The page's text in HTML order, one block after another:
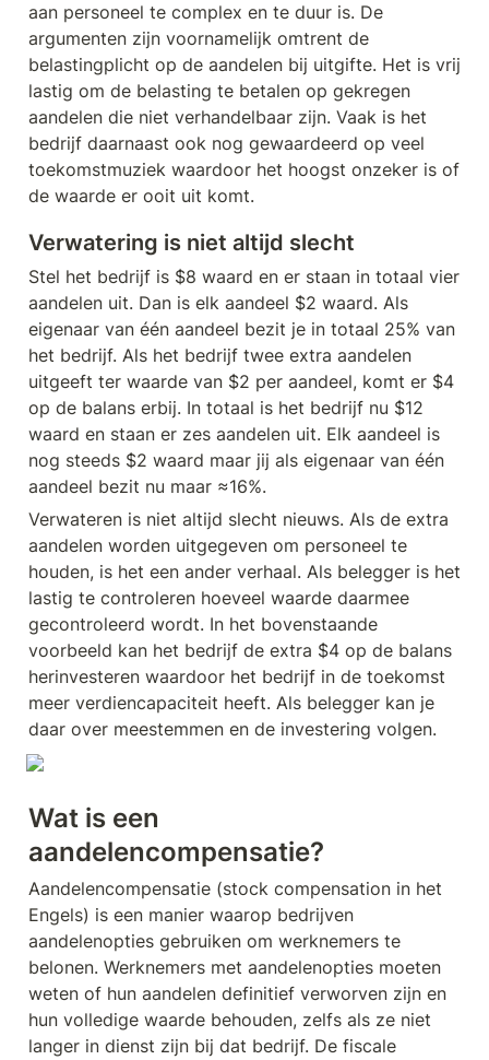
aan personeel te complex en te duur is. De
argumenten zijn voornamelijk omtrent de
belastingplicht op de aandelen bij uitgifte. Het is vrij
lastig om de belasting te betalen op gekregen
aandelen die niet verhandelbaar zijn. Vaak is het
bedrijf daarnaast ook nog gewaardeerd op veel
toekomstmuziek waardoor het hoogst onzeker is of
de waarde er ooit uit komt.
Verwatering is niet altijd slecht
Stel het bedrijf is $8 waard en er staan in totaal vier
aandelen uit. Dan is elk aandeel $2 waard. Als
eigenaar van één aandeel bezit je in totaal 25% van
het bedrijf. Als het bedrijf twee extra aandelen
uitgeeft ter waarde van $2 per aandeel, komt er $4
op de balans erbij. In totaal is het bedrijf nu $12
waard en staan er zes aandelen uit. Elk aandeel is
nog steeds $2 waard maar jij als eigenaar van één
aandeel bezit nu maar ≈16%.
Verwateren is niet altijd slecht nieuws. Als de extra
aandelen worden uitgegeven om personeel te
houden, is het een ander verhaal. Als belegger is het
lastig te controleren hoeveel waarde daarmee
gecontroleerd wordt. In het bovenstaande
voorbeeld kan het bedrijf de extra $4 op de balans
herinvesteren waardoor het bedrijf in de toekomst
meer verdiencapaciteit heeft. Als belegger kan je
daar over meestemmen en de investering volgen.
Wat is een
aandelencompensatie?
Aandelencompensatie (stock compensation in het
Engels) is een manier waarop bedrijven
aandelenopties gebruiken om werknemers te
belonen. Werknemers met aandelenopties moeten
weten of hun aandelen definitief verworven zijn en
hun volledige waarde behouden, zelfs als ze niet
langer in dienst zijn bij dat bedrijf. De fiscale